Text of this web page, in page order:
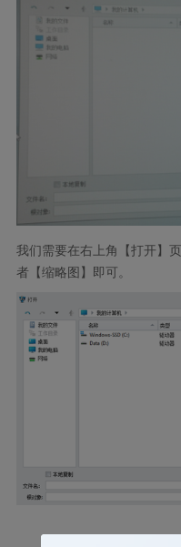
我们需要在右上角【打开】
者【缩略图】即可。